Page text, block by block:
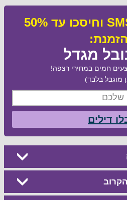
קבלו מבצעי SMS וחיסכו עד 50%
מגדל
חמים במחירי רצפה!
מוגבל בלבד)
דילים